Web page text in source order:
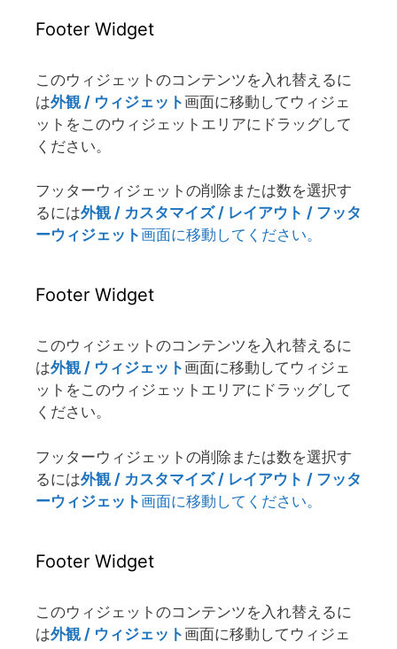
Footer Widget
このウィジェットのコンテンツを入れ替えるに
は外観 / ウィジェット画面に移動してウィジェ
ットをこのウィジェットエリアにドラッグして
ください。
フッターウィジェットの削除または数を選択す
るには外観 / カスタマイズ / レイアウト / フッタ
ーウィジェット画面に移動してください。
Footer Widget
このウィジェットのコンテンツを入れ替えるに
は外観 / ウィジェット画面に移動してウィジェ
ットをこのウィジェットエリアにドラッグして
ください。
フッターウィジェットの削除または数を選択す
るには外観 / カスタマイズ / レイアウト / フッタ
ーウィジェット画面に移動してください。
Footer Widget
このウィジェットのコンテンツを入れ替えるに
は外観 / ウィジェット画面に移動してウィジェ